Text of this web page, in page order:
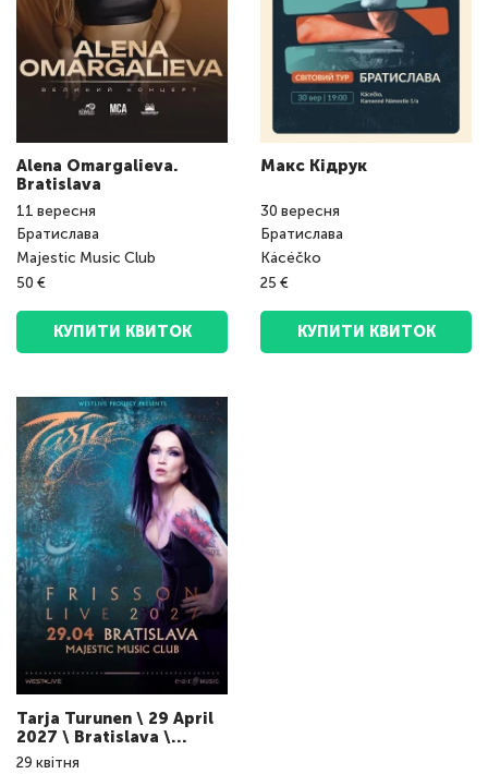
Alena Omargalieva.
Bratislava
11 вересня
Братислава
Majestic Music Club
50 €
КУПИТИ КВИТОК
Макс Кідрук
30 вересня
Братислава
Kácéčko
25 €
КУПИТИ КВИТОК
Tarja Turunen \ 29 April
2027 \ Bratislava \
Majestic Music Club
29 квітня